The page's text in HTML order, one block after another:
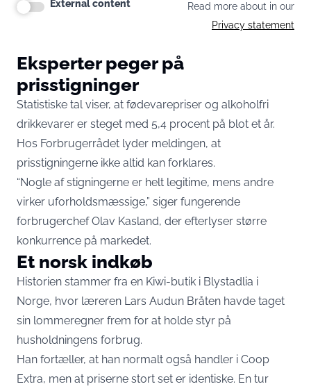
External content
Read more about in our
Privacy statement
Eksperter peger på
prisstigninger
Statistiske tal viser, at fødevarepriser og alkoholfri
drikkevarer er steget med 5,4 procent på blot et år.
Hos Forbrugerrådet lyder meldingen, at
prisstigningerne ikke altid kan forklares.
“Nogle af stigningerne er helt legitime, mens andre
virker uforholdsmæssige,” siger fungerende
forbrugerchef Olav Kasland, der efterlyser større
konkurrence på markedet.
Et norsk indkøb
Historien stammer fra en Kiwi-butik i Blystadlia i
Norge, hvor læreren Lars Audun Bråten havde taget
sin lommeregner frem for at holde styr på
husholdningens forbrug.
Han fortæller, at han normalt også handler i Coop
Extra, men at priserne stort set er identiske. En tur